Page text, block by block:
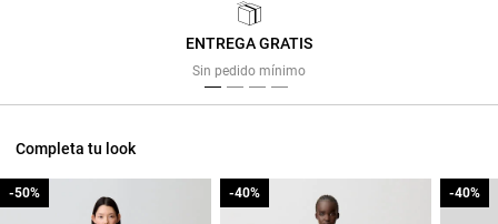
ENTREGA GRATIS
Sin pedido mínimo
Completa tu look
-50%
-50% -40%
-40% -40%
-40%